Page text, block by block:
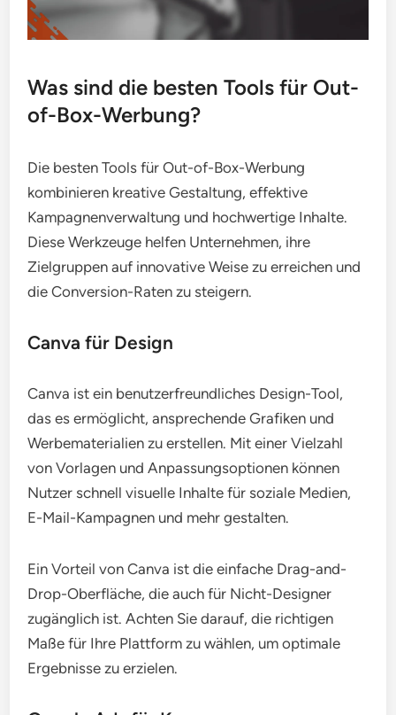
Was sind die besten Tools für Out-
of-Box-Werbung?
Die besten Tools für Out-of-Box-Werbung
kombinieren kreative Gestaltung, effektive
Kampagnenverwaltung und hochwertige Inhalte.
Diese Werkzeuge helfen Unternehmen, ihre
Zielgruppen auf innovative Weise zu erreichen und
die Conversion-Raten zu steigern.
Canva für Design
Canva ist ein benutzerfreundliches Design-Tool,
das es ermöglicht, ansprechende Grafiken und
Werbematerialien zu erstellen. Mit einer Vielzahl
von Vorlagen und Anpassungsoptionen können
Nutzer schnell visuelle Inhalte für soziale Medien,
E-Mail-Kampagnen und mehr gestalten.
Ein Vorteil von Canva ist die einfache Drag-and-
Drop-Oberfläche, die auch für Nicht-Designer
zugänglich ist. Achten Sie darauf, die richtigen
Maße für Ihre Plattform zu wählen, um optimale
Ergebnisse zu erzielen.